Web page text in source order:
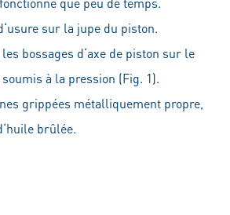
sur la jupe du piston.
bossages d‘axe de piston sur le
à la pression (Fig. 1).
grippées métalliquement propre,
brûlée.